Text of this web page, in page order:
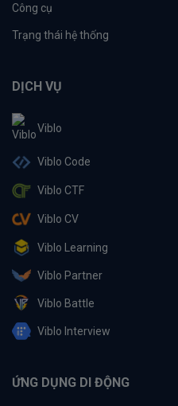
Công cụ
Trạng thái hệ thống
DỊCH VỤ
Viblo
Viblo Code
Viblo CTF
Viblo CV
Viblo Learning
Viblo Partner
Viblo Battle
Viblo Interview
ỨNG DỤNG DI ĐỘNG